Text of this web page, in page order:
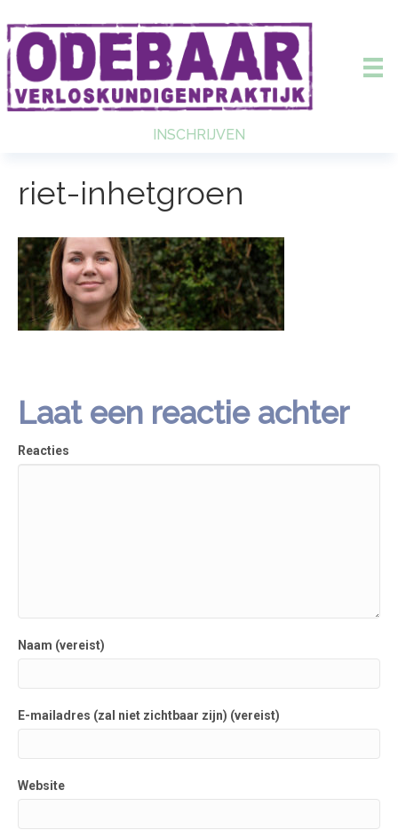
INSCHRIJVEN
riet-inhetgroen
Laat een reactie achter
Reacties
Naam (vereist)
E-mailadres (zal niet zichtbaar zijn) (vereist)
Website